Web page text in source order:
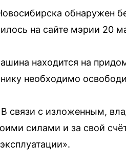
обнаружен
на сайте мэрии 20
находится на
необходимо
связи с изложенным,
силами и за свой